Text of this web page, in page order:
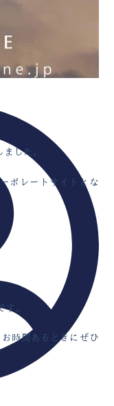
した。
ポレートサイトとな
す。
時間あるときにぜひ